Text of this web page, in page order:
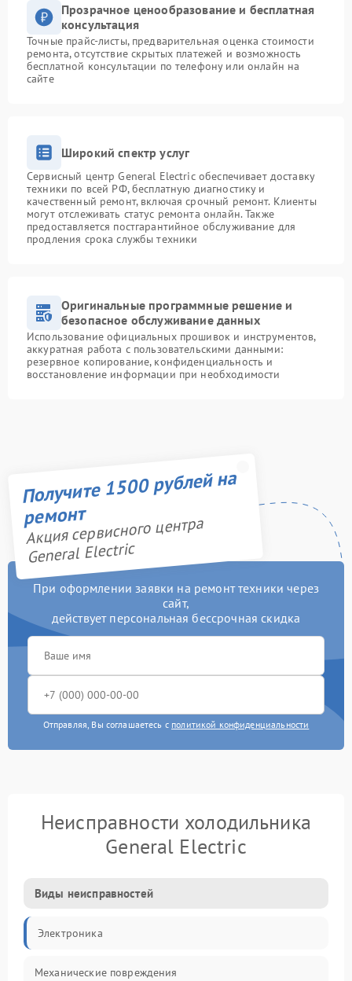
Прозрачное ценообразование и бесплатная
консультация
Точные прайс-листы, предварительная оценка стоимости
ремонта, отсутствие скрытых платежей и возможность
бесплатной консультации по телефону или онлайн на
сайте
Широкий спектр услуг
Сервисный центр General Electric обеспечивает доставку
техники по всей РФ, бесплатную диагностику и
качественный ремонт, включая срочный ремонт. Клиенты
могут отслеживать статус ремонта онлайн. Также
предоставляется постгарантийное обслуживание для
продления срока службы техники
Оригинальные программные решение и
безопасное обслуживание данных
Использование официальных прошивок и инструментов,
аккуратная работа с пользовательскими данными:
резервное копирование, конфиденциальность и
восстановление информации при необходимости
Получите 1500 рублей на
ремонт
Акция сервисного центра
General Electric
При оформлении заявки на ремонт техники через
сайт,
действует персональная бессрочная скидка
Отправляя, Вы соглашаетесь с политикой конфиденциальности
Неисправности холодильника
General Electric
Виды неисправностей
Электроника
Механические повреждения